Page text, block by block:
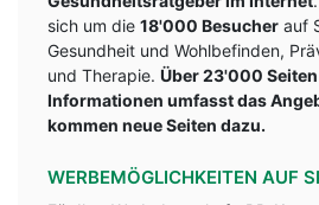
sich um die 18'000 Besucher auf
Gesundheit und Wohlbefinden,
und Therapie. Über 23'000
Informationen umfasst das
kommen neue Seiten dazu.
WERBEMÖGLICHKEITEN AUF